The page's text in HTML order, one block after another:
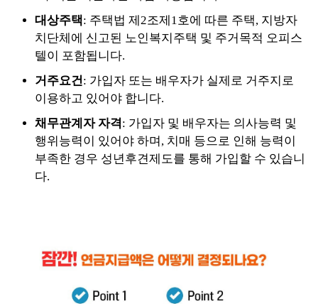
대상주택: 주택법 제2조제1호에 따른 주택, 지방자
치단체에 신고된 노인복지주택 및 주거목적 오피스
텔이 포함됩니다.
거주요건: 가입자 또는 배우자가 실제로 거주지로
이용하고 있어야 합니다.
채무관계자 자격: 가입자 및 배우자는 의사능력 및
행위능력이 있어야 하며, 치매 등으로 인해 능력이
부족한 경우 성년후견제도를 통해 가입할 수 있습니
다.